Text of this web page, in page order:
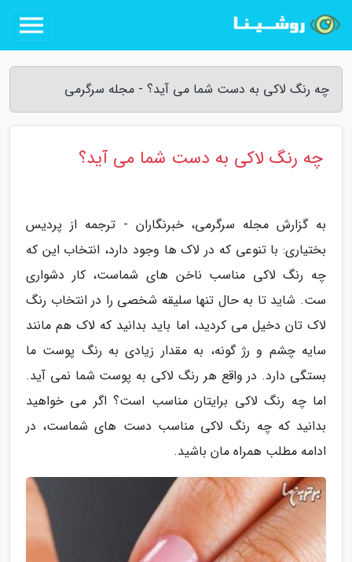
چه رنگ لاکی به دست شما می آید؟ - مجله سرگرمی
چه رنگ لاکی به دست شما می آید؟
به گزارش مجله سرگرمی، خبرنگاران - ترجمه از پردیس
بختیاری: با تنوعی که در لاک ها وجود دارد، انتخاب این که
چه رنگ لاکی مناسب ناخن های شماست، کار دشواری
ست. شاید تا به حال تنها سلیقه شخصی را در انتخاب رنگ
لاک تان دخیل می کردید، اما باید بدانید که لاک هم مانند
سایه چشم و رژ گونه، به مقدار زیادی به رنگ پوست ما
بستگی دارد. در واقع هر رنگ لاکی به پوست شما نمی آید.
اما چه رنگ لاکی برایتان مناسب است؟ اگر می خواهید
بدانید که چه رنگ لاکی مناسب دست های شماست، در
ادامه مطلب همراه مان باشید.